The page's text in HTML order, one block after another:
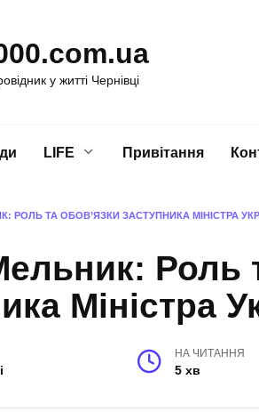
у житті Чернівці
LIFE Привітання
РОЛЬ ТА ОБОВ’ЯЗКИ ЗАСТУПНИКА МІНІСТРА
Роль
Міністра
НА ЧИТАННЯ
5 хв